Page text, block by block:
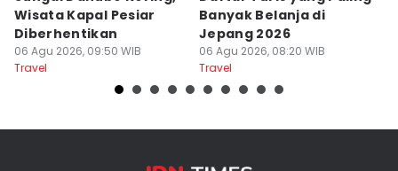
Wisata Kapal Pesiar
Diberhentikan
06 Agu 2026, 09:50 WIB
Travel
Banyak Belanja di
Jepang 2026
06 Agu 2026, 08:20 WIB
Travel